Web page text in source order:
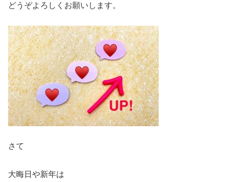
どうぞよろしくお願いします。
さて
大晦日や新年は